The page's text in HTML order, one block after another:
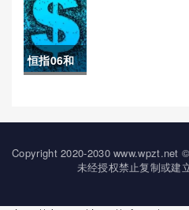
期货开户
(帮助投资
者顺利开
恒指06和
(hk50和恒
指有什么
Copyright 2020-2030 www.wpzt.net
未经授权禁止复制或建